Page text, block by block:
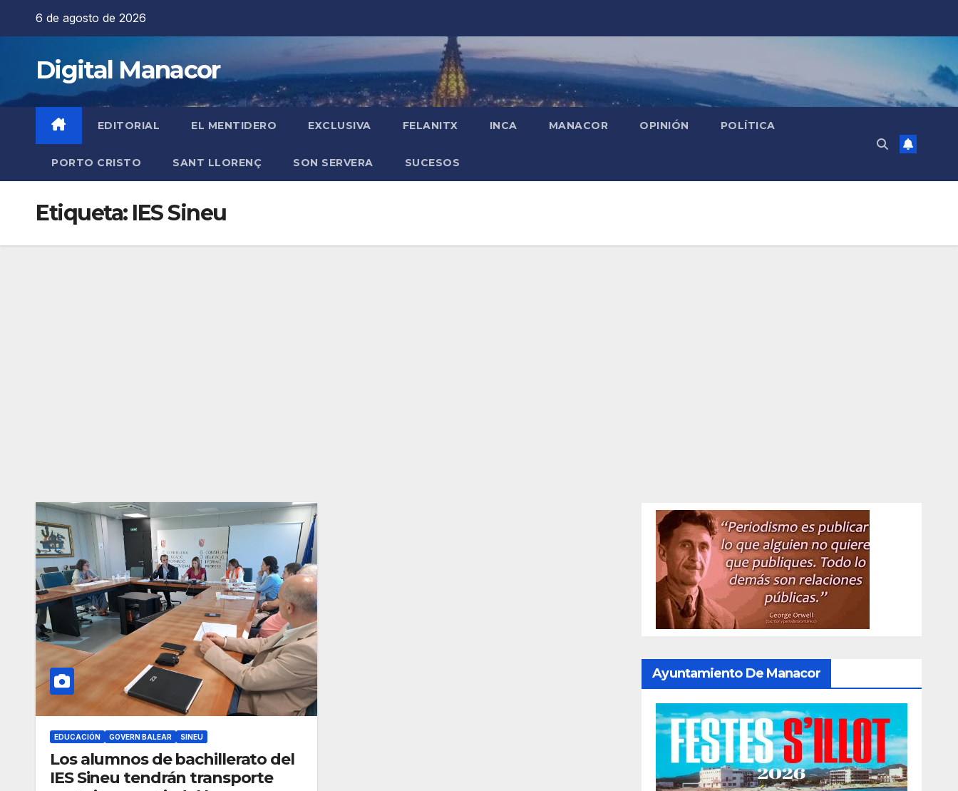
6 de agosto de 2026
Digital Manacor
EDITORIAL EL MENTIDERO EXCLUSIVA FELANITX INCA MANACOR OPINIÓN POLÍTICA
PORTO CRISTO SANT LLORENÇ SON SERVERA SUCESOS
Etiqueta: IES Sineu
EDUCACIÓN GOVERN BALEAR SINEU
Los alumnos de bachillerato del
IES Sineu tendrán transporte
Ayuntamiento De Manacor